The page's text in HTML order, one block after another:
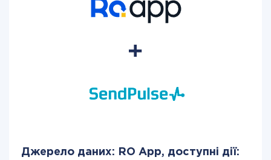
Джерело даних: RO App, доступні дії: